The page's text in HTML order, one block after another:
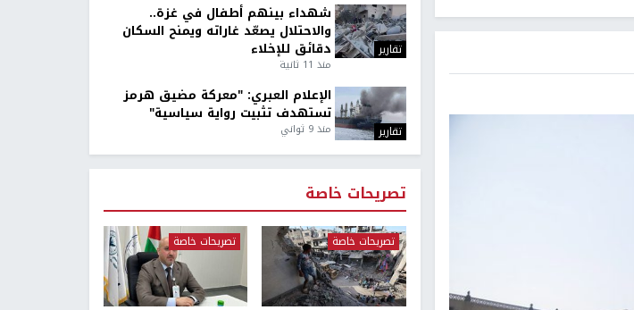
تقارير
شهداء بينهم أطفال في غزة..
والاحتلال يصعّد غاراته ويمنح السكان
دقائق للإخلاء
منذ 11 ثانية
تقارير
الإعلام العبري: "معركة مضيق هرمز
تستهدف تثبيت رواية سياسية"
منذ 9 ثواني
تصريحات خاصة
تصريحات خاصة تصريحات خاصة